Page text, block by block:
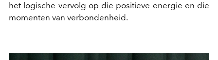
het logische vervolg op die positieve energie en die
momenten van verbondenheid.